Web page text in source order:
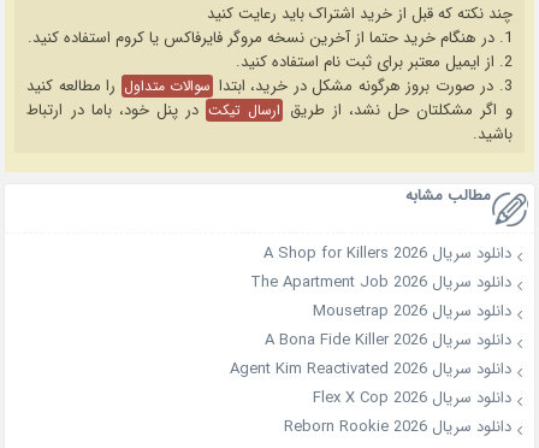
چند نکته که قبل از خرید اشتراک باید رعایت کنید
1. در هنگام خرید حتما از آخرین نسخه مروگر فایرفاکس یا کروم استفاده کنید.
2. از ایمیل معتبر برای ثبت نام استفاده کنید.
3. در صورت بروز هرگونه مشکل در خرید، ابتدا
سوالات متداول را مطالعه کنید
و اگر مشکلتان حل نشد، از طریق ارسال تیکت در پنل خود، باما در ارتباط
باشید.
مطالب مشابه
دانلود سریال A Shop for Killers 2026
دانلود سریال The Apartment Job 2026
دانلود سریال Mousetrap 2026
دانلود سریال A Bona Fide Killer 2026
دانلود سریال Agent Kim Reactivated 2026
دانلود سریال Flex X Cop 2026
دانلود سریال Reborn Rookie 2026